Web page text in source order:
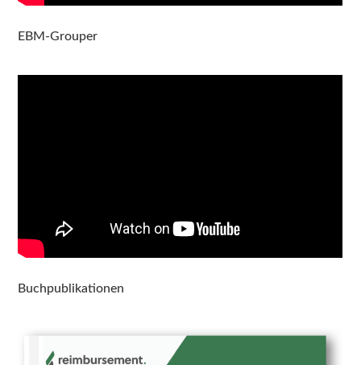
EBM-Grouper
Buchpublikationen